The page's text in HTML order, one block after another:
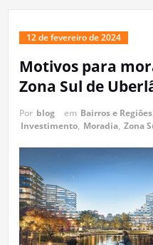
12 de fevereiro de 2024
Motivos para
Zona Sul de
Por blog em Bairros e Regiões,
Investimento, Moradia, Zona